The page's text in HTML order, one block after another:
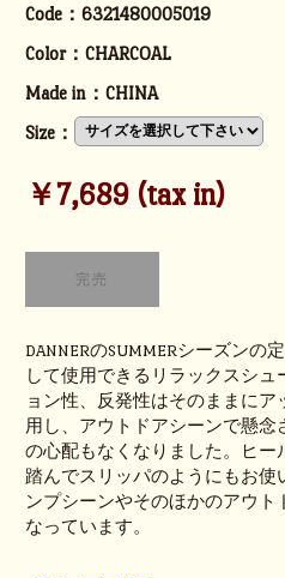
Code： 6321480005019
Color： CHARCOAL
Made in： CHINA
Size：
￥7,689 (tax in)
DANNERのSUMMERシーズンの
して使用できるリラックスシュ
ョン性、反発性はそのままに
用し、アウトドアシーンで懸
の心配もなくなりました。ヒー
踏んでスリッパのようにもお
ンプシーンやそのほかのアウト
なっています。